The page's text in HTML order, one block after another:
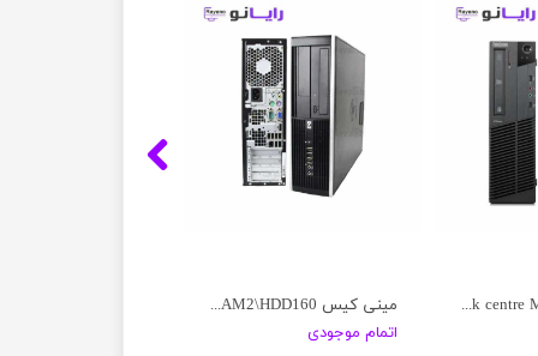
مینی کیس HP\C2D\RAM2\HDD160
اتمام موجودی
مینی کیس Lenovo Think centre M92P